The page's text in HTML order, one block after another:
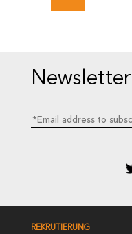
Newsletter
REKRUTIERUNG